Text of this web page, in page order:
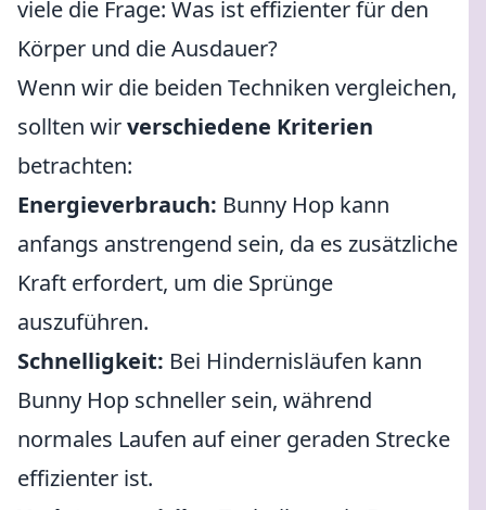
viele die Frage: Was ist effizienter für den
Körper und die Ausdauer?
Wenn wir die beiden Techniken vergleichen,
sollten wirverschiedene Kriterien
betrachten:
Energieverbrauch: Bunny Hop kann
anfangs anstrengend sein, da es zusätzliche
Kraft erfordert, um die Sprünge
auszuführen.
Schnelligkeit: Bei Hindernisläufen kann
Bunny Hop schneller sein, während
normales Laufen auf einer geraden Strecke
effizienter ist.